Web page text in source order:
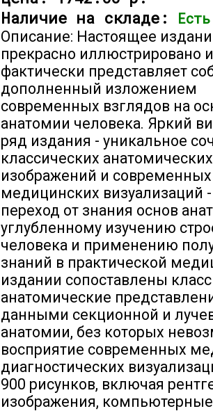
Наличие на складе:
Описание: Настоящее
прекрасно иллюстрировано и
фактически представляет
дополненный изложением
современных взглядов на
анатомии человека. Яркий
ряд издания - уникальное
классических анатомических
изображений и современных
медицинских визуализаций
переход от знания основ
углубленному изучению
человека и применению
знаний в практической
издании сопоставлены
анатомические
данными секционной и
анатомии, без которых
восприятие современных
диагностических
900 рисунков, включая
изображения,